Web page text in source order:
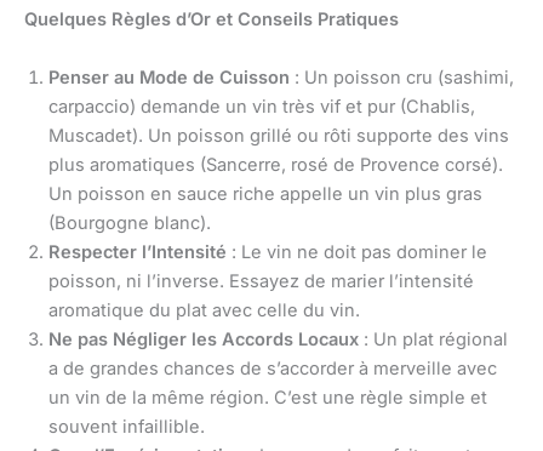
Quelques Règles d’Or et Conseils Pratiques
Penser au Mode de Cuisson : Un poisson cru (sashimi,
carpaccio) demande un vin très vif et pur (Chablis,
Muscadet). Un poisson grillé ou rôti supporte des vins
plus aromatiques (Sancerre, rosé de Provence corsé).
Un poisson en sauce riche appelle un vin plus gras
(Bourgogne blanc).
Respecter l’Intensité : Le vin ne doit pas dominer le
poisson, ni l’inverse. Essayez de marier l’intensité
aromatique du plat avec celle du vin.
Ne pas Négliger les Accords Locaux : Un plat régional
a de grandes chances de s’accorder à merveille avec
un vin de la même région. C’est une règle simple et
souvent infaillible.